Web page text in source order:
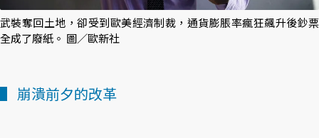
武裝奪回土地，卻受到歐美經濟制裁，通貨膨脹率瘋狂飆升後鈔票
全成了廢紙。 圖／歐新社
▌ 崩潰前夕的改革